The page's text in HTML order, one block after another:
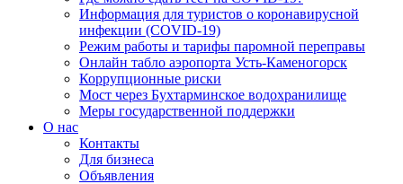
Информация для туристов о коронавирусной
инфекции (COVID-19)
Режим работы и тарифы паромной переправы
Онлайн табло аэропорта Усть-Каменогорск
Коррупционные риски
Мост через Бухтарминское водохранилище
Меры государственной поддержки
О нас
Контакты
Для бизнеса
Объявления